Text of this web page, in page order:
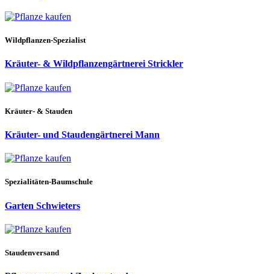
Wildpflanzen-Spezialist
Kräuter- & Wildpflanzengärtnerei Strickler
Kräuter- & Stauden
Kräuter- und Staudengärtnerei Mann
Spezialitäten-Baumschule
Garten Schwieters
Staudenversand